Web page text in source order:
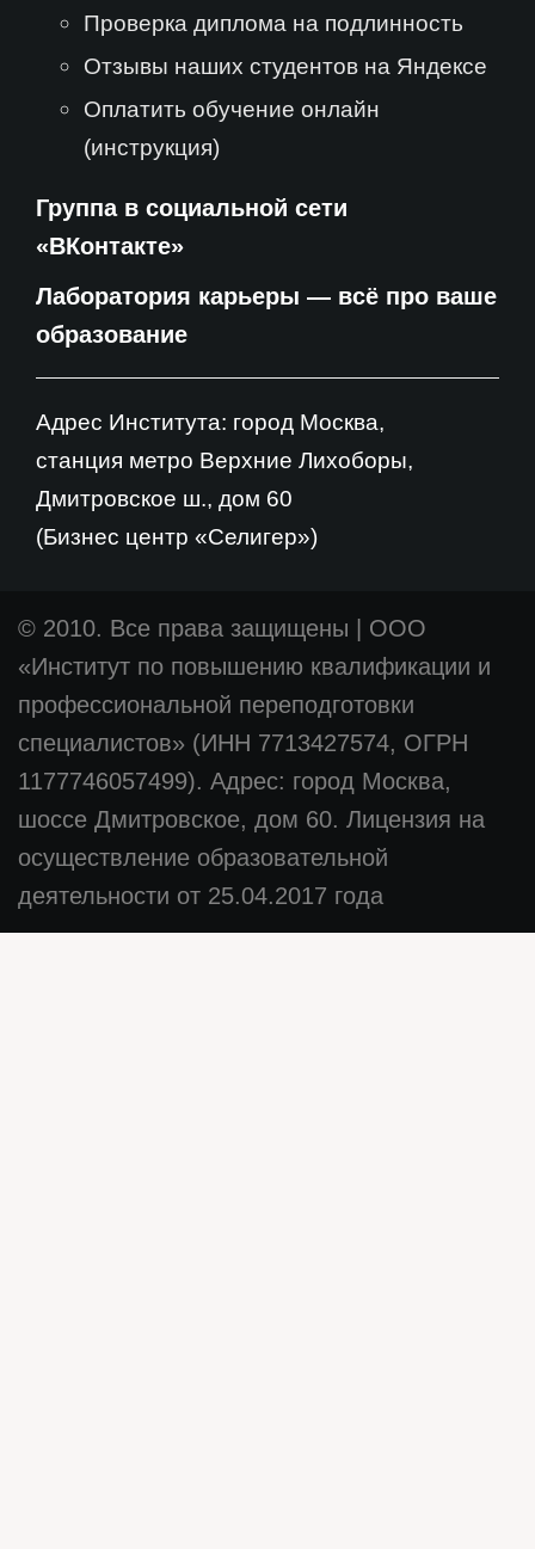
Проверка диплома на подлинность
Отзывы наших студентов на Яндексе
Оплатить обучение онлайн
(инструкция)
Группа в социальной сети
«ВКонтакте»
Лаборатория карьеры — всё про ваше
образование
Адрес Института: город Москва,
станция метро Верхние Лихоборы,
Дмитровское ш., дом 60
(Бизнес центр «Селигер»)
© 2010. Все права защищены
ООО
«Институт по повышению квалификации и
профессиональной переподготовки
специалистов» (ИНН 7713427574, ОГРН
1177746057499). Адрес: город Москва,
шоссе Дмитровское, дом 60. Лицензия на
осуществление образовательной
деятельности от 25.04.2017 года